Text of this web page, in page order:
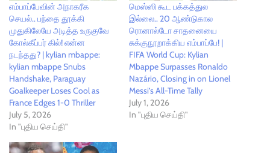
எம்பாப்பேவின் அநாகரீக
செயல்.. பந்தை தூக்கி
முதுகிலேயே அடித்த உருகுவே
கோல்கீப்பர் கில்! என்ன
நடந்தது? | kylian mbappe:
kylian mbappe Snubs
Handshake, Paraguay
Goalkeeper Loses Cool as
France Edges 1-0 Thriller
July 5, 2026
In "புதிய செய்தி"
மெஸ்ஸி கூட பக்கத்துல
இல்லை.. 20 ஆண்டுகால
ரொனால்டோ சாதனையை
சுக்குநூறாக்கிய எம்பாப்பே! |
FIFA World Cup: Kylian
Mbappe Surpasses Ronaldo
Nazário, Closing in on Lionel
Messi’s All-Time Tally
July 1, 2026
In "புதிய செய்தி"